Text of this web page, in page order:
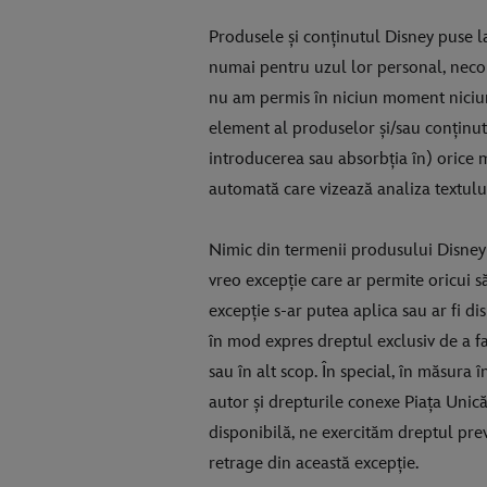
Produsele și conținutul Disney puse
numai pentru uzul lor personal,
nu am permis în niciun moment
element al produselor și/sau
introducerea sau absorbția în) orice
automată care vizează analiza
Nimic din termenii produsului
vreo excepție care ar permite oricui
excepție s-ar putea aplica sau ar fi
în mod expres dreptul exclusiv de a
sau în alt scop. În special, în
autor și drepturile conexe Piața
disponibilă, ne exercităm dreptul
retrage din această excepție.